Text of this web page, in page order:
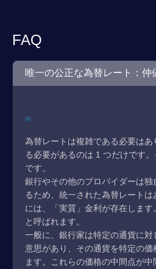
FAQ
唯一の公正な為替レート：仲
為替レートは複雑である必要は
る必要があるのは 1 つだけです
です。
銀行やその他のプロバイダーは
るため、統一された為替レート
には、「実質」金利が存在します
と呼ばれます。
一般に、銀行家は特定の通貨に対
意思があり、その通貨を特定の価
ます。これらの価格の中間点が